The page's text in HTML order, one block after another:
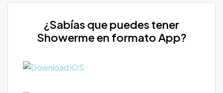
¿Sabías que puedes tener
Showerme en formato App?